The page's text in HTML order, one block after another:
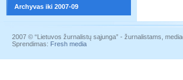
Archyvas iki 2007-09
2007 © “Lietuvos žurnalistų sąjunga” - žurnalistams,
Sprendimas: Fresh media